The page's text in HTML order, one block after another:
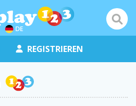
DE
REGISTRIEREN